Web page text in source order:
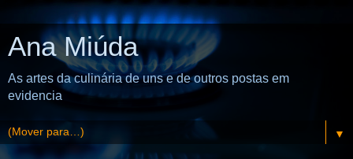
Ana Miúda
As artes da culinária de uns e de outros postas em
evidencia
▼